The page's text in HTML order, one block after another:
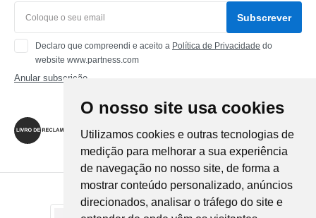
O nosso site usa cookies
Utilizamos cookies e outras tecnologias de
medição para melhorar a sua experiência
de navegação no nosso site, de forma a
mostrar conteúdo personalizado, anúncios
direcionados, analisar o tráfego do site e
Subscrever
Declaro que compreendi e aceito a Política de Privacidade do
website www.partness.com
Anular subscrição
Siga-nos
Método de Pagamento